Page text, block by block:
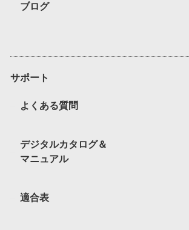
ブログ
サポート
よくある質問
デジタルカタログ＆
マニュアル
適合表